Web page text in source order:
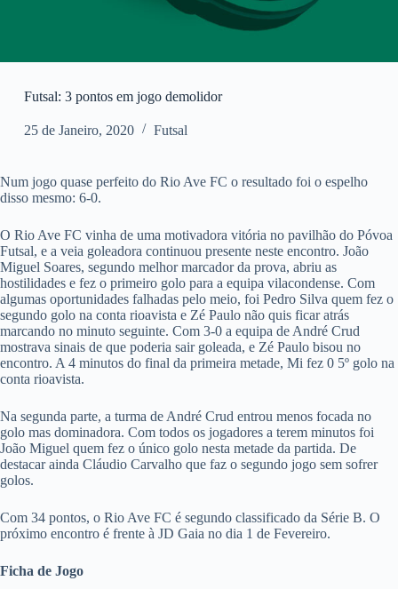
Futsal: 3 pontos em jogo demolidor
25 de Janeiro, 2020 Futsal
Num jogo quase perfeito do Rio Ave FC o resultado foi o espelho
disso mesmo: 6-0.
O Rio Ave FC vinha de uma motivadora vitória no pavilhão do Póvoa
Futsal, e a veia goleadora continuou presente neste encontro. João
Miguel Soares, segundo melhor marcador da prova, abriu as
hostilidades e fez o primeiro golo para a equipa vilacondense. Com
algumas oportunidades falhadas pelo meio, foi Pedro Silva quem fez o
segundo golo na conta rioavista e Zé Paulo não quis ficar atrás
marcando no minuto seguinte. Com 3-0 a equipa de André Crud
mostrava sinais de que poderia sair goleada, e Zé Paulo bisou no
encontro. A 4 minutos do final da primeira metade, Mi fez 0 5º golo na
conta rioavista.
Na segunda parte, a turma de André Crud entrou menos focada no
golo mas dominadora. Com todos os jogadores a terem minutos foi
João Miguel quem fez o único golo nesta metade da partida. De
destacar ainda Cláudio Carvalho que faz o segundo jogo sem sofrer
golos.
Com 34 pontos, o Rio Ave FC é segundo classificado da Série B. O
próximo encontro é frente à JD Gaia no dia 1 de Fevereiro.
Ficha de Jogo